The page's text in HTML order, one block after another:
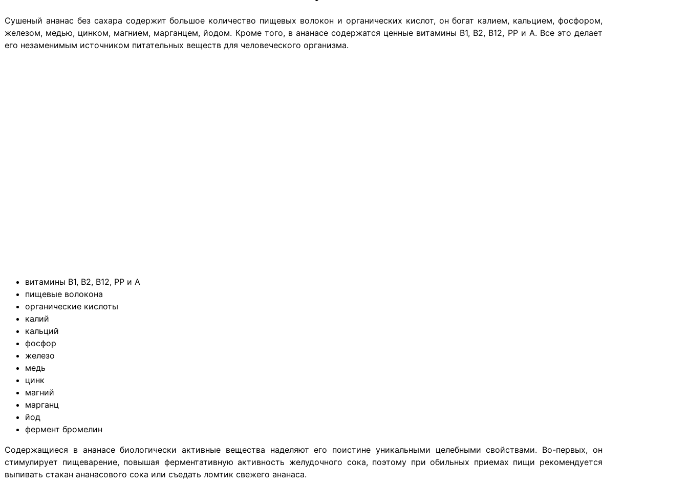
Сушеный ананас без сахара содержит большое количество пищевых волокон и органических кислот, он богат калием, кальцием, фосфором,
железом, медью, цинком, магнием, марганцем, йодом. Кроме того, в ананасе содержатся ценные витамины В1, В2, В12, РР и А. Все это делает
его незаменимым источником питательных веществ для человеческого организма.
витамины В1, В2, В12, РР и А
пищевые волокона
органические кислоты
калий
кальций
фосфор
железо
медь
цинк
магний
марганц
йод
фермент бромелин
Содержащиеся в ананасе биологически активные вещества наделяют его поистине уникальными целебными свойствами. Во-первых, он
стимулирует пищеварение, повышая ферментативную активность желудочного сока, поэтому при обильных приемах пищи рекомендуется
выпивать стакан ананасового сока или съедать ломтик свежего ананаса.